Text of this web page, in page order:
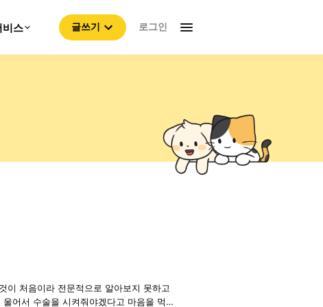
비스 글쓰기 로그인
이 처음이라 전문적으로 알아보지 못하고
어서 수술을 시켜줘야겠다고 마음을 먹다